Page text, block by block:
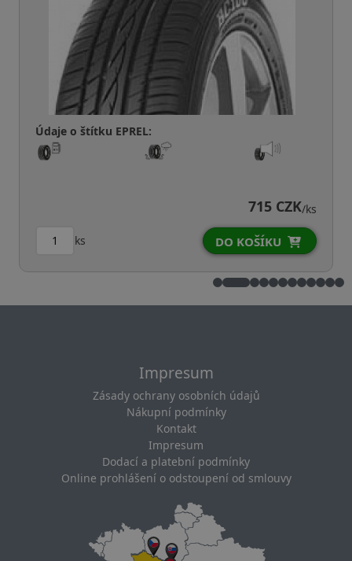
Údaje o štítku EPREL:
715 CZK/ks
ks DO KOŠÍKU
Impresum
Zásady ochrany osobních údajů
Nákupní podmínky
Kontakt
Impresum
Dodací a platební podmínky
Online prohlášení o odstoupení od smlouvy